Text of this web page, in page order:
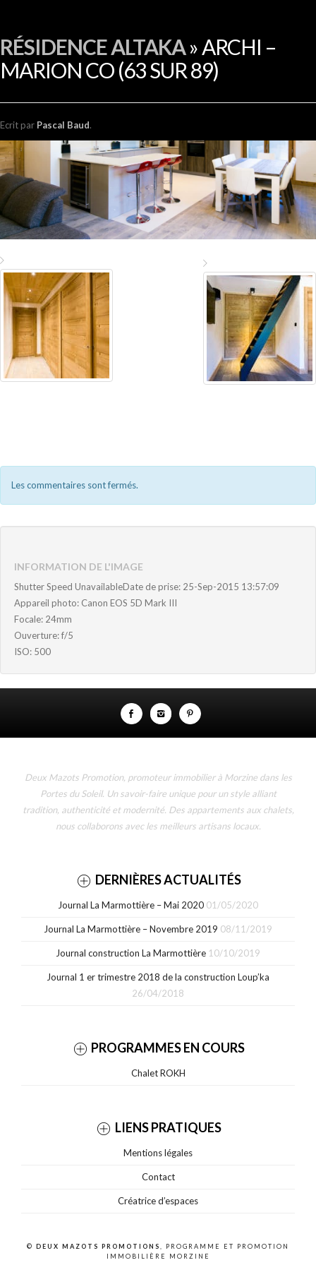
RÉSIDENCE ALTAKA» ARCHI –
MARION CO (63 SUR 89)
Ecrit par Pascal Baud.
Les commentaires sont fermés.
INFORMATION DE L'IMAGE
Shutter Speed UnavailableDate de prise: 25-Sep-2015 13:57:09
Appareil photo: Canon EOS 5D Mark III
Focale: 24mm
Ouverture: f/5
ISO: 500
Deux Mazots Promotion, promoteur immobilier à Morzine dans les
Portes du Soleil. Un savoir-faire unique pour un style alliant
tradition, authenticité et modernité. Des appartements aux chalets,
nous collaborons avec les meilleurs artisans locaux.
DERNIÈRES ACTUALITÉS
Journal La Marmottière – Mai 2020 01/05/2020
Journal La Marmottière – Novembre 2019 08/11/2019
Journal construction La Marmottière 10/10/2019
Journal 1 er trimestre 2018 de la construction Loup’ka
26/04/2018
PROGRAMMES EN COURS
Chalet ROKH
LIENS PRATIQUES
Mentions légales
Contact
Créatrice d’espaces
© DEUX MAZOTS PROMOTIONS
, PROGRAMME ET PROMOTION
IMMOBILIÈRE MORZINE